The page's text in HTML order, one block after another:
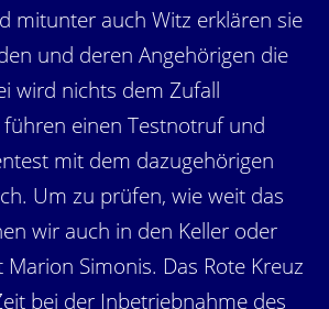
mitunter auch Witz erklären sie
und deren Angehörigen die
wird nichts dem Zufall
führen einen Testnotruf und
mit dem dazugehörigen
Um zu prüfen, wie weit das
wir auch in den Keller oder
Marion Simonis. Das Rote Kreuz
bei der Inbetriebnahme des